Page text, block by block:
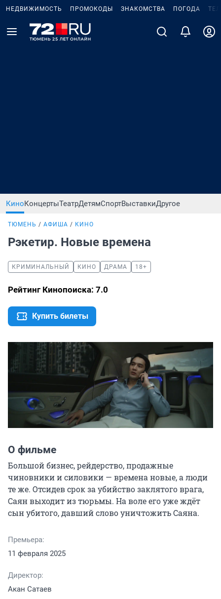
НЕДВИЖИМОСТЬ ПРОМОКОДЫ ЗНАКОМСТВА ПОГОДА
КиноКонцертыТеатрДетямСпортВыставкиДругое
ТЮМЕНЬ АФИША КИНО
Рэкетир. Новые времена
КРИМИНАЛЬНЫЙ КИНО ДРАМА 18+
Рейтинг Кинопоиска: 7.0
Купить билеты
О фильме
Большой бизнес, рейдерство, продажные
чиновники и силовики — времена новые, а люди
те же. Отсидев срок за убийство заклятого врага,
Cаян выходит из тюрьмы. На воле его уже ждёт
сын убитого, давший слово уничтожить Cаяна.
Премьера:
11 февраля 2025
Директор:
Акан Сатаев